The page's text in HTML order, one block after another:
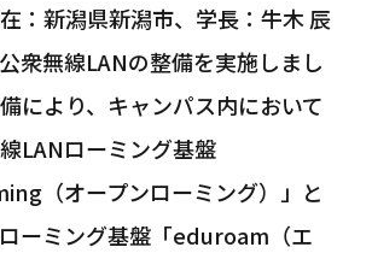
：新潟県新潟市、学長：牛木 辰
衆無線LANの整備を実施しまし
により、キャンパス内において
LANローミング基盤
（オープンローミング）」と
ーミング基盤「eduroam（エ